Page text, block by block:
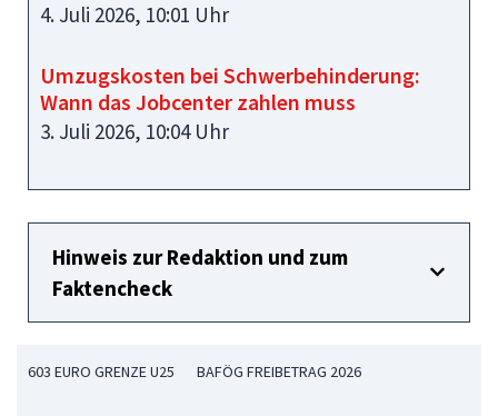
4. Juli 2026, 10:01 Uhr
Umzugskosten bei Schwerbehinderung:
Wann das Jobcenter zahlen muss
3. Juli 2026, 10:04 Uhr
Hinweis zur Redaktion und zum
Faktencheck
603 EURO GRENZE U25 BAFÖG FREIBETRAG 2026